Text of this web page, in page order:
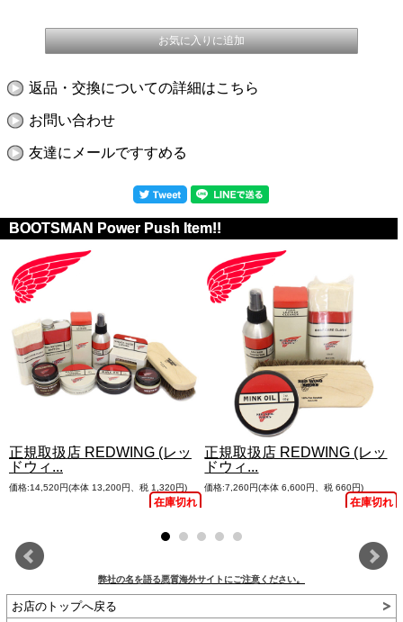
返品・交換についての詳細はこちら
お問い合わせ
友達にメールですすめる
BOOTSMAN Power Push Item!!
正規取扱店 REDWING (レッ
ドウィ...
価格:14,520円(本体 13,200円、税 1,320円)
在庫切れ
正規取扱店 REDWING (レッ
ドウィ...
価格:7,260円(本体 6,600円、税 660円)
在庫切れ
弊社の名を語る悪質海外サイトにご注意ください。
お店のトップへ戻る